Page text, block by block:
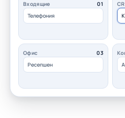
Входящие
01
Телефония
Офис
03
Ресепшен